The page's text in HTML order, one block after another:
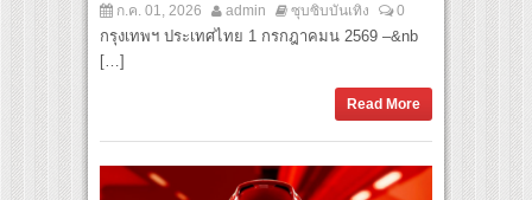
ก.ค. 01, 2026 admin ซุบซิบบันเทิง 0
กรุงเทพฯ ประเทศไทย 1 กรกฎาคมน 2569 –&nb
[…]
Read More